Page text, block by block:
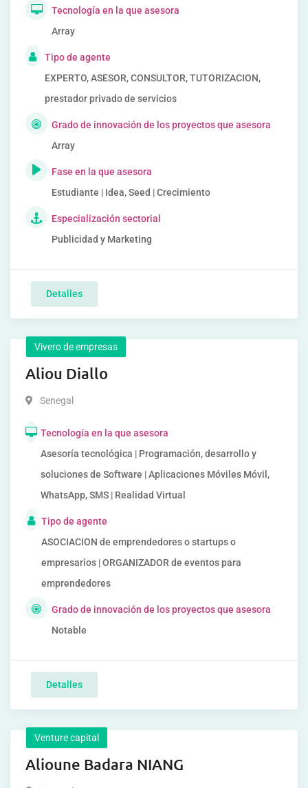
Tecnología en la que asesora
Array
Tipo de agente
EXPERTO, ASESOR, CONSULTOR, TUTORIZACION,
prestador privado de servicios
Grado de innovación de los proyectos que asesora
Array
Fase en la que asesora
Estudiante | Idea, Seed | Crecimiento
Especialización sectorial
Publicidad y Marketing
Detalles
Vivero de empresas
Aliou Diallo
Senegal
Tecnología en la que asesora
Asesoría tecnológica | Programación, desarrollo y
soluciones de Software | Aplicaciones Móviles Móvil,
WhatsApp, SMS | Realidad Virtual
Tipo de agente
ASOCIACION de emprendedores o startups o
empresarios | ORGANIZADOR de eventos para
emprendedores
Grado de innovación de los proyectos que asesora
Notable
Detalles
Venture capital
Alioune Badara NIANG